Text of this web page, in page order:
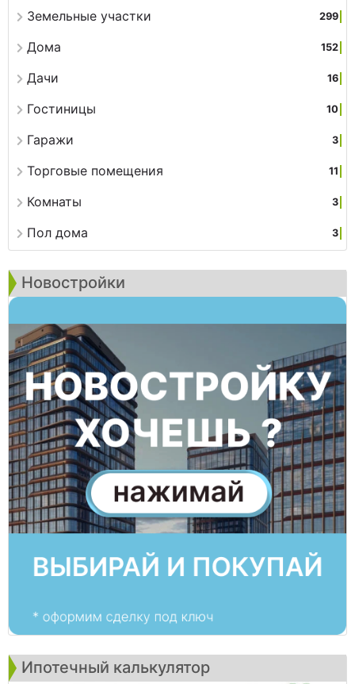
Земельные участки 299
Дома 152
Дачи 16
Гостиницы 10
Гаражи 3
Торговые помещения 11
Комнаты 3
Пол дома 3
Новостройки
Ипотечный калькулятор